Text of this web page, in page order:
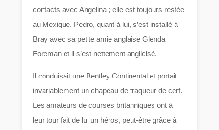
contacts avec Angelina ; elle est toujours restée
au Mexique. Pedro, quant à lui, s’est installé à
Bray avec sa petite amie anglaise Glenda
Foreman et il s’est nettement anglicisé.
Il conduisait une Bentley Continental et portait
invariablement un chapeau de traqueur de cerf.
Les amateurs de courses britanniques ont à
leur tour fait de lui un héros, peut-être grâce à